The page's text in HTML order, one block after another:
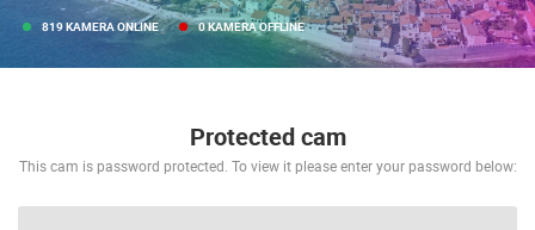
Izdvojeno
Povijest
KONTAKTIRAJTE
819 KAMERA ONLINE 0 KAMERA OFFLINE
Protected cam
This cam is password protected. To view it please enter your password below: